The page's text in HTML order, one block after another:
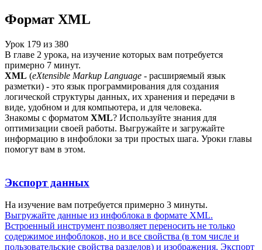
Формат XML
Урок 179 из 380
В главе 2 урока, на изучение которых вам потребуется
примерно 7 минут.
XML (eXtensible Markup Language - расширяемый язык
разметки) - это язык программирования для создания
логической структуры данных, их хранения и передачи в
виде, удобном и для компьютера, и для человека.
Знакомы с форматом XML? Используйте знания для
оптимизации своей работы. Выгружайте и загружайте
информацию в инфоблоки за три простых шага. Уроки главы
помогут вам в этом.
Экспорт данных
На изучение вам потребуется примерно 3 минуты.
Выгружайте данные из инфоблока в формате XML.
Встроенный инструмент позволяет переносить не только
содержимое инфоблоков, но и все свойства (в том числе и
пользовательские свойства разделов) и изображения. Экспорт